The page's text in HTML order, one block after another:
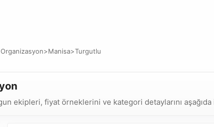
Organizasyon>Manisa>Turgutlu
ekipleri, fiyat örneklerini ve kategori detaylarını